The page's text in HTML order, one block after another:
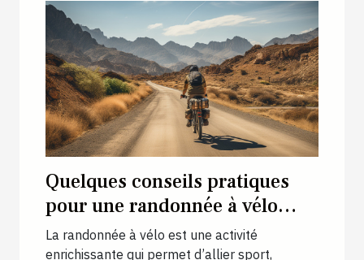
Quelques conseils pratiques
pour une randonnée à vélo
réussie
La randonnée à vélo est une activité
enrichissante qui permet d’allier sport,